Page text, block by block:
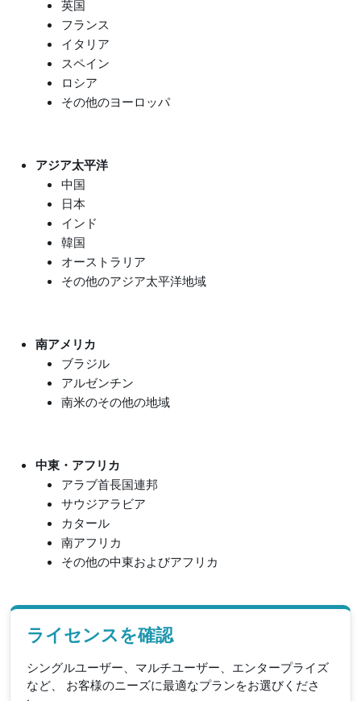
英国
フランス
イタリア
スペイン
ロシア
その他のヨーロッパ
アジア太平洋
中国
日本
インド
韓国
オーストラリア
その他のアジア太平洋地域
南アメリカ
ブラジル
アルゼンチン
南米のその他の地域
中東・アフリカ
アラブ首長国連邦
サウジアラビア
カタール
南アフリカ
その他の中東およびアフリカ
ライセンスを確認
シングルユーザー、マルチユーザー、エンタープライズ
など、 お客様のニーズに最適なプランをお選びくださ